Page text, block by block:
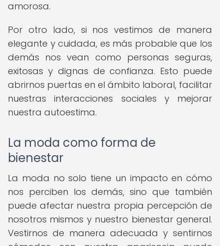
amorosa.
Por otro lado, si nos vestimos de manera
elegante y cuidada, es más probable que los
demás nos vean como personas seguras,
exitosas y dignas de confianza. Esto puede
abrirnos puertas en el ámbito laboral, facilitar
nuestras interacciones sociales y mejorar
nuestra autoestima.
La moda como forma de
bienestar
La moda no solo tiene un impacto en cómo
nos perciben los demás, sino que también
puede afectar nuestra propia percepción de
nosotros mismos y nuestro bienestar general.
Vestirnos de manera adecuada y sentirnos